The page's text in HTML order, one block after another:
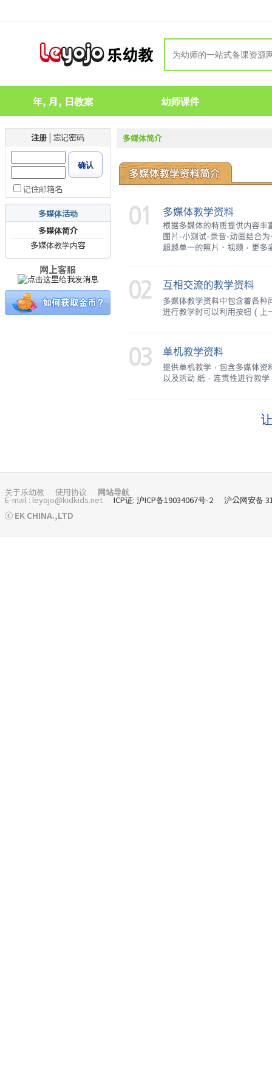
年, 月, 日教案 幼师课件
注册 | 忘记密码
确认
记住邮箱名
多媒体活动
多媒体简介
多媒体教学内容
网上客服
多媒体简介
关于乐幼教 使用协议 网站导航
E-mail : leyojo@kidkids.net ICP证: 沪ICP备19034067号-2
沪公网安备
ⓒ EK CHINA.,LTD